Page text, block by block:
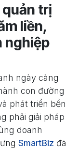
quản trị
liền,
nghiệp
ngày càng
con đường
phát triển bền
phải giải pháp
doanh
SmartBiz đã